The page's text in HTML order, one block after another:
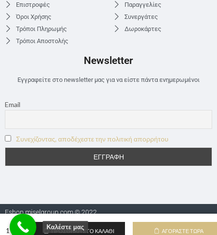
ΠΡΟΣΘΉΚΗ ΣΤΟ ΚΑΛΆΘΙ ΑΓΟΡΆΣΤΕ ΤΏΡΑ
Επιστροφές
Όροι Χρήσης
Τρόποι Πληρωμής
Τρόποι Αποστολής
Παραγγελίες
Συνεργάτες
Δωροκάρτες
Newsletter
Εγγραφείτε στο newsletter μας για να είστε πάντα ενημερωμένοι
Email
Συνεχίζοντας, αποδέχεστε την πολιτική απορρήτου
Eshop.miselgroup.com © 2022
Καλέστε μας